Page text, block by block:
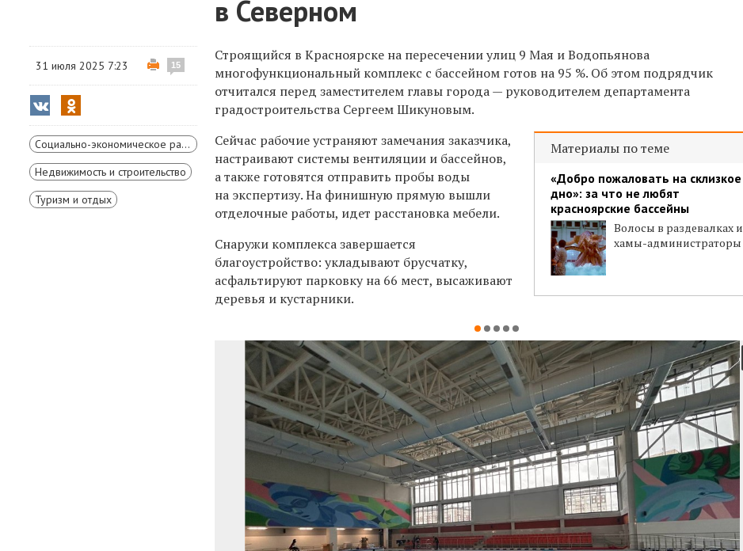
в Северном
31 июля 2025 7:23 15
Социально-экономическое развитие Красноярского края
Недвижимость и строительство
Туризм и отдых
Строящийся в Красноярске на пересечении улиц 9 Мая и Водопьянова
многофункциональный комплекс с бассейном готов на 95 %. Об этом подрядчик
отчитался перед заместителем главы города — руководителем департамента
градостроительства Сергеем Шикуновым.
Материалы по теме
«Добро пожаловать на склизкое
дно»: за что не любят
красноярские бассейны
Волосы в раздевалках и
хамы-администраторы
Сейчас рабочие устраняют замечания заказчика,
настраивают системы вентиляции и бассейнов,
а также готовятся отправить пробы воды
на экспертизу. На финишную прямую вышли
отделочные работы, идет расстановка мебели.
Снаружи комплекса завершается
благоустройство: укладывают брусчатку,
асфальтируют парковку на 66 мест, высаживают
деревья и кустарники.